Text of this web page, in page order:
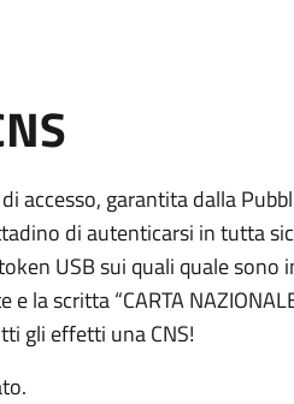
accesso, garantita dalla
di autenticarsi in tutta
USB sui quali quale sono
la scritta “CARTA
gli effetti una CNS!